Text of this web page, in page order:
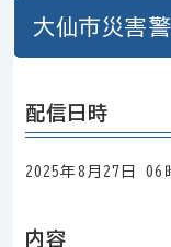
大仙市災害
配信日時
2025年8月27日 06
内容